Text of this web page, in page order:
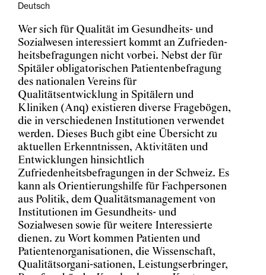
Deutsch
Wer sich für Qualität im Gesundheits- und
Sozialwesen interessiert kommt an Zufrieden-
heitsbefragungen nicht vorbei. Nebst der für
Spitäler obligatorischen Patientenbefragung
des nationalen Vereins für
Qualitätsentwicklung in Spitälern und
Kliniken (Anq) existieren diverse Fragebögen,
die in verschiedenen Institutionen verwendet
werden. Dieses Buch gibt eine Übersicht zu
aktuellen Erkenntnissen, Aktivitäten und
Entwicklungen hinsichtlich
Zufriedenheitsbefragungen in der Schweiz. Es
kann als Orientierungshilfe für Fachpersonen
aus Politik, dem Qualitätsmanagement von
Institutionen im Gesundheits- und
Sozialwesen sowie für weitere Interessierte
dienen. zu Wort kommen Patienten und
Patientenorganisationen, die Wissenschaft,
Qualitätsorgani-sationen, Leistungserbringer,